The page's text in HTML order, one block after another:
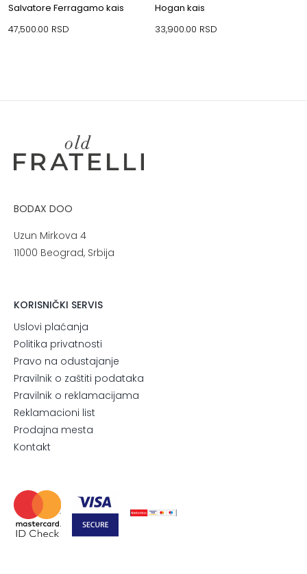
Salvatore Ferragamo kais
47,500.00 RSD
Hogan kais
33,900.00 RSD
BODAX DOO
Uzun Mirkova 4
11000 Beograd, Srbija
KORISNIČKI SERVIS
Uslovi plaćanja
Politika privatnosti
Pravo na odustajanje
Pravilnik o zaštiti podataka
Pravilnik o reklamacijama
Reklamacioni list
Prodajna mesta
Kontakt